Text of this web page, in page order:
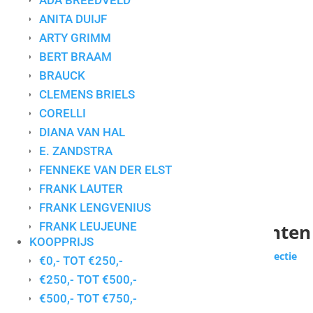
ANITA DUIJF
ARTY GRIMM
BERT BRAAM
BRAUCK
CLEMENS BRIELS
CORELLI
DIANA VAN HAL
E. ZANDSTRA
FENNEKE VAN DER ELST
FRANK LAUTER
FRANK LENGVENIUS
FRANK LEUJEUNE
GERDA ELFRING
GERDIEN DUIJSENS
GERT STRENGHOLT
HANS INNEMEE
KOOPPRIJS
€0,- TOT €250,-
€250,- TOT €500,-
€500,- TOT €750,-
Collectie voor particuliere klanten
Wilt u zakelijk werken huren of kopen?
Bekijk de collectie
zakelijke klanten
Toont alle 24 resultaten